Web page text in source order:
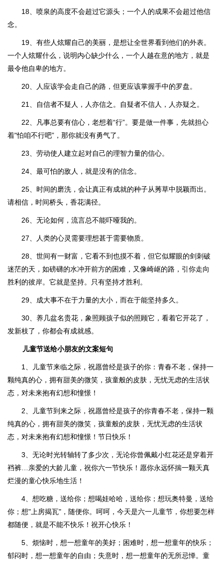
18、喷泉的高度不会超过它源头；一个人的成果不会超过他信
念。
19、有些人炫耀自己的美丽，是想让全世界看到他们的外表。
一个人炫耀什么，说明内心缺少什么，一个人越在意的地方，就是
最令他自卑的地方。
20、人应该学会走自己的路，但更应该掌握手中的罗盘。
21、自信者不疑人，人亦信之。自疑者不信人，人亦疑之。
22、凡事总要有信心，老想着“行”。要是做一件事，先就担心
着"怕咱不行吧”，那你就没有勇气了。
23、劳动使人建立起对自己的理智力量的信心。
24、最可怕的敌人，就是没有的信念。
25、时间的磨洗，会让真正有成就的种子从莠草中脱颖而出。
请相信，时间桥头，香花满径。
26、无论如何，流言总不能吓哑我的。
27、人类的心灵需要理想甚于需要物质。
28、世间有一财富，它看不到也摸不着，但它似耀眼的剑刺破
迷茫的天，如磅礴的水冲开前方的困难，又像崎岖的路，引你走向
胜利的彼岸。它就是坚持。只有坚持才胜利。
29、成大事不在于力量的大小，而在于能坚持多久。
30、养几盆名贵花，象照顾孩子似的照顾它，看着它开花了，
发新枝了，你都会有成就感。
儿童节送给小朋友的文案短句
1、儿童节来临之际，祝愿曾经是孩子的你：青春不老，保持一
颗纯真的心，拥有甜美的微笑，孩童般的皮肤，无忧无虑的生活状
态，对未来抱有幻想和憧憬！
2、儿童节到来之际，祝愿曾经是孩子的你青春不老，保持一颗
纯真的心，拥有甜美的微笑，孩童般的皮肤，无忧无虑的生活状
态，对未来抱有幻想和憧憬！节日快乐！
3、无论时光转轴转了多少次，无论你曾佩戴小红花还是穿着开
裆裤…亲爱的大龄儿童，祝你六一节快乐！愿你永远怀揣一颗天真
烂漫的童心快乐地生活！
4、想吃糖，送给你；想喝娃哈哈，送给你；想玩奥特曼，送给
你；想"上房揭瓦"，随便你。呵呵，今天是六一儿童节，你想要怎样
都随便，就是不能不快乐！祝开心快乐！
5、烦恼时，想一想童年的美好；困难时，想一想童年的快乐；
郁闷时，想一想童年的自由；失意时，想一想童年的无所忌惮。童